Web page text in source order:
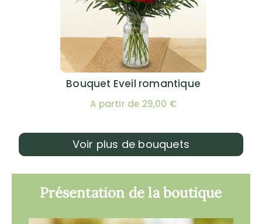
Bouquet Eveil romantique
A partir de 29,00 €
Voir plus de bouquets
Présentation de la boutique